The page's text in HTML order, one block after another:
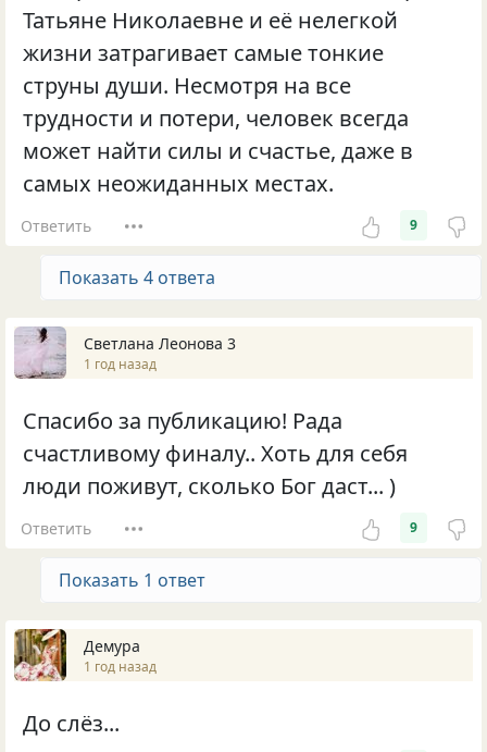
Татьяне Николаевне и её нелегкой
жизни затрагивает самые тонкие
струны души. Несмотря на все
трудности и потери, человек всегда
может найти силы и счастье, даже в
самых неожиданных местах.
Ответить 9
Показать 4 ответа
Светлана Леонова 3
1 год назад
Спасибо за публикацию! Рада
счастливому финалу.. Хоть для себя
люди поживут, сколько Бог даст... )
Ответить 9
Показать 1 ответ
Демура
1 год назад
До слёз...